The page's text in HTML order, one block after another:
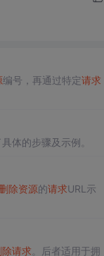
编号，再通过特定请求
体的步骤及示例。
除资源的请求URL示
请求 。后者适用于拥